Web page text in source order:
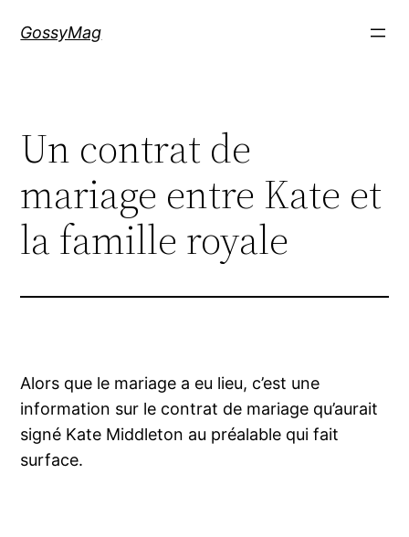
GossyMag
Un contrat de
mariage entre Kate et
la famille royale
Alors que le mariage a eu lieu, c’est une
information sur le contrat de mariage qu’aurait
signé Kate Middleton au préalable qui fait
surface.